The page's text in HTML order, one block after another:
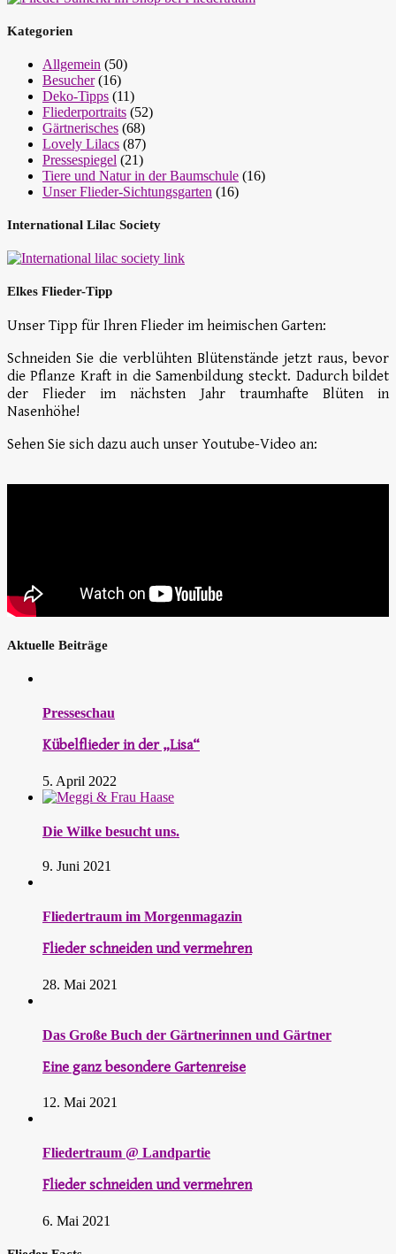
Kategorien
Allgemein (50)
Besucher(16)
Deko-Tipps (11)
Fliederportraits (52)
Gärtnerisches (68)
Lovely Lilacs (87)
Pressespiegel (21)
Tiere und Natur in der Baumschule (16)
Unser Flieder-Sichtungsgarten (16)
International Lilac Society
Elkes Flieder-Tipp
Unser Tipp für Ihren Flieder im heimischen Garten:
Schneiden Sie die verblühten Blütenstände jetzt raus, bevor
die Pflanze Kraft in die Samenbildung steckt. Dadurch bildet
der Flieder im nächsten Jahr traumhafte Blüten in
Nasenhöhe!
Sehen Sie sich dazu auch unser Youtube-Video an:
Aktuelle Beiträge
Presseschau
Kübelflieder in der „Lisa“
5. April 2022
Die Wilke besucht uns.
9. Juni 2021
Fliedertraum im Morgenmagazin
Flieder schneiden und vermehren
28. Mai 2021
Das Große Buch der Gärtnerinnen und Gärtner
Eine ganz besondere Gartenreise
12. Mai 2021
Fliedertraum @ Landpartie
Flieder schneiden und vermehren
6. Mai 2021